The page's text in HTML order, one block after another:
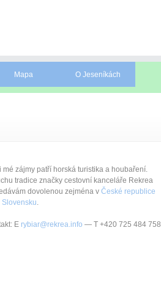
Mapa O Jeseníkách
mé zájmy patří horská turistika a houbaření.
tradice značky cestovní kanceláře Rekrea
dovolenou zejména v České republice
Slovensku.
E rybiar@rekrea.info — T +420 725 484 758